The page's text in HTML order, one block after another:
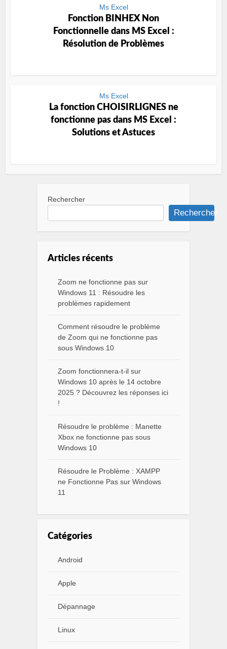
Ms Excel
Fonction BINHEX Non
Fonctionnelle dans MS Excel :
Résolution de Problèmes
Ms Excel
La fonction CHOISIRLIGNES ne
fonctionne pas dans MS Excel :
Solutions et Astuces
Rechercher
Rechercher
Articles récents
Zoom ne fonctionne pas sur
Windows 11 : Résoudre les
problèmes rapidement
Comment résoudre le problème
de Zoom qui ne fonctionne pas
sous Windows 10
Zoom fonctionnera-t-il sur
Windows 10 après le 14 octobre
2025 ? Découvrez les réponses ici
!
Résoudre le problème : Manette
Xbox ne fonctionne pas sous
Windows 10
Résoudre le Problème : XAMPP
ne Fonctionne Pas sur Windows
11
Catégories
Android
Apple
Dépannage
Linux